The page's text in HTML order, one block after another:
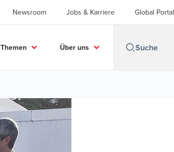
Newsroom Jobs & Karriere Global Portal
Themen Über uns